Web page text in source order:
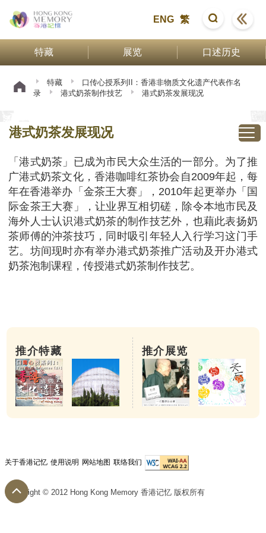
ENG 繁
特藏 展览 口述历史
特藏
口传心授系列II：香港非物质文化遗产代表作名
录
港式奶茶制作技艺 港式奶茶发展现况
港式奶茶发展现况
「港式奶茶」已成为市民大众生活的一部分。为了推
广港式奶茶文化，香港咖啡红茶协会自2009年起，每
年在香港举办「金茶王大赛」，2010年起更举办「国
际金茶王大赛」，让业界互相切磋，除令本地市民及
海外人士认识港式奶茶的制作技艺外，也藉此表扬奶
茶师傅的沖茶技巧，同时吸引年轻人入行学习这门手
艺。坊间现时亦有举办港式奶茶推广活动及开办港式
奶茶泡制课程，传授港式奶茶制作技艺。
推介特藏 推介展览
关于香港记忆 使用说明 网站地图 联络我们
Copyright © 2012 Hong Kong Memory 香港记忆 版权所有